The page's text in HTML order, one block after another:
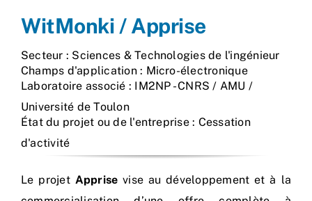
WitMonki / Apprise
Secteur : Sciences & Technologies de l'ingénieur
Champs d'application : Micro-électronique
Laboratoire associé : IM2NP - CNRS / AMU /
Université de Toulon
État du projet ou de l'entreprise : Cessation
d'activité
Le projet Apprise vise au développement et à la